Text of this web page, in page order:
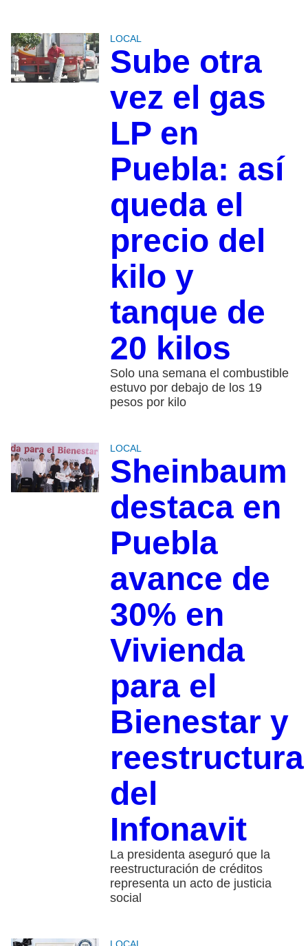
LOCAL
Sube otra
vez el gas
LP en
Puebla: así
queda el
precio del
kilo y
tanque de
20 kilos
Solo una semana el combustible
estuvo por debajo de los 19
pesos por kilo
LOCAL
Sheinbaum
destaca en
Puebla
avance de
30% en
Vivienda
para el
Bienestar y
reestructura
del
Infonavit
La presidenta aseguró que la
reestructuración de créditos
representa un acto de justicia
social
LOCAL